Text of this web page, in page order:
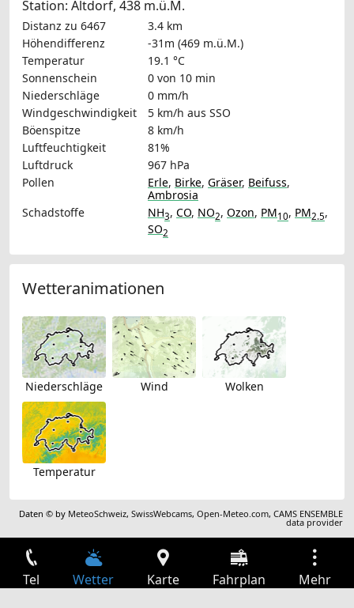
Station: Altdorf, 438 m.ü.M.
Distanz zu 6467
3.4 km
Höhendifferenz
-31m (469 m.ü.M.)
Temperatur
19.1 °C
Sonnenschein
0 von 10 min
Niederschläge
0 mm/h
Windgeschwindigkeit
5 km/h aus SSO
Böenspitze
8 km/h
Luftfeuchtigkeit
81%
Luftdruck
967 hPa
Pollen
Erle, Birke, Gräser, Beifuss,
Ambrosia
Schadstoffe
NH3, CO, NO2, Ozon, PM10, PM2.5,
SO2
Wetteranimationen
Niederschläge Wind Wolken
Temperatur
Daten © by MeteoSchweiz,SwissWebcams,Open-Meteo.com,CAMS ENSEMBLE
data provider
Tel Wetter Karte Fahrplan Mehr